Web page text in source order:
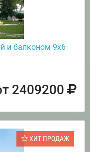
и балконом 9х6
2409200
ХИТ ПРОДАЖ